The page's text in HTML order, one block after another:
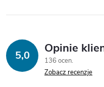
5,0 Opinie
136 ocen
Zobacz recenzje